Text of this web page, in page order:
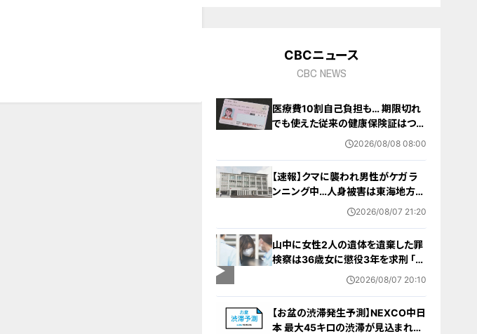
CBCニュース
CBC NEWS
医療費10割自己負担も… 期限切れ
でも使えた従来の健康保険証はつい
に終了 8月以降起こりうるマイナ保
2026/08/08 08:00
【速報】クマに襲われ男性がケガ ラ
ンニング中…人身被害は東海地方で
今シーズン初めて 岐阜県高山市
2026/08/07 21:20
山中に女性2人の遺体を遺棄した罪
検察は36歳女に懲役3年を求刑 ｢遺
棄時に近くに居続けたこと自体が重
2026/08/07 20:10
【お盆の渋滞発生予測】NEXCO中日
本 最大45キロの渋滞が見込まれる